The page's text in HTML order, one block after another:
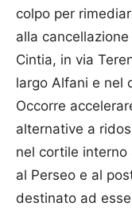
colpo per
alla
Cintia, in via
largo Alfani e nel
Occorre
alternative a
nel cortile interno
al Perseo e al
destinato ad